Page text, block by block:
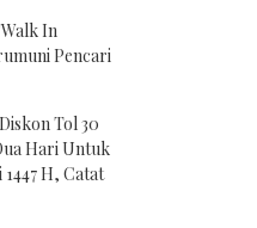
In
Pencari
Tol 30
Hari Untuk
H, Catat